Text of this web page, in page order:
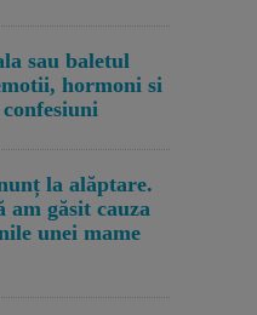
sau baletul
hormoni si
la alăptare.
am găsit cauza
unei mame